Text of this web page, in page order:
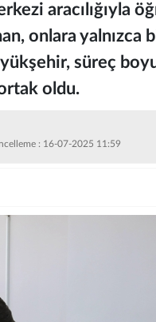
aracılığıyla
onlara yalnızca
süreç
oldu.
: 16-07-2025 11:59